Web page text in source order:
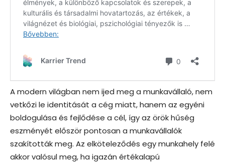
A modern világban nem ijed meg a munkavállaló, nem
vetkőzi le identitását a cég miatt, hanem az egyéni
boldogulása és fejlődése a cél, így az örök hűség
eszményét először pontosan a munkavállalók
szakították meg. Az elköteleződés egy munkahely felé
akkor valósul meg, ha igazán értékalapú